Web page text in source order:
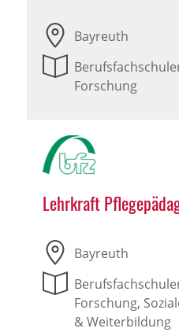
Bayreuth
Forschung
Lehrkraft
Bayreuth
Forschung,
& Weiterbildung